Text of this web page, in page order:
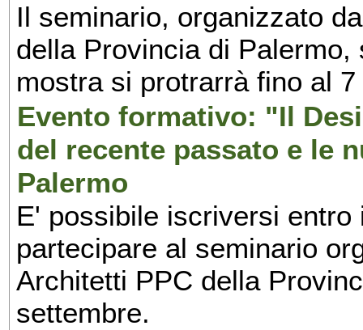
Il seminario, organizzato
della Provincia di
mostra si protrarrà fino al
Evento formativo: "Il
del recente passato e le
Palermo
E' possibile iscriversi
partecipare al seminario
Architetti PPC della
settembre.